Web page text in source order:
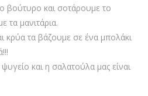
βούτυρο και σοτάρουμε το
τα μανιτάρια.
κρύα τα βάζουμε σε ένα μπολάκι
και η σαλατούλα μας είναι